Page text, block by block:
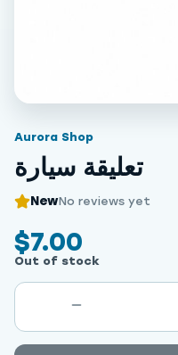
Aurora Shop
تعليقة سيارة
NewNo reviews yet
$7.00
Out of stock